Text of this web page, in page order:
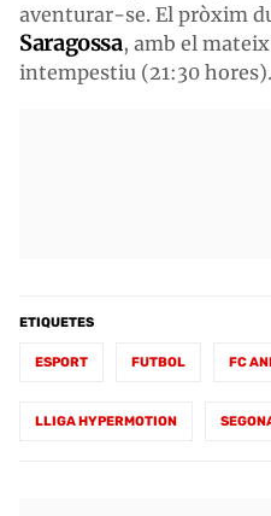
aventurar-se. El pròxim
Saragossa, amb el
intempestiu (21:30 hores).
ETIQUETES
ESPORT FUTBOL FC
LLIGA HYPERMOTION